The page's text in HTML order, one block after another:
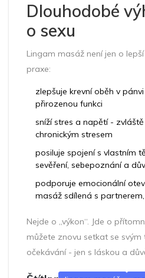
Dlouhodobé
o sexu
Lingam masáž není jen o
praxe:
zlepšuje krevní oběh v
přirozenou funkci
sníží stres a napětí -
chronickým stresem
posiluje spojení s vlastním
sevěření, sebepoznání a
podporuje emocionální
masáž sdílená s
Nejde o „výkon“. Jde o
můžete znovu setkat se svým
očekávání - jen s láskou a